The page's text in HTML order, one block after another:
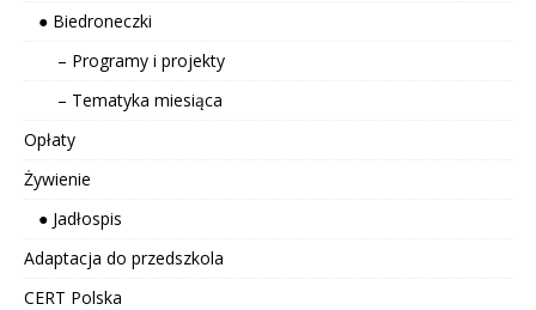
● Biedroneczki
– Programy i projekty
– Tematyka miesiąca
Opłaty
Żywienie
● Jadłospis
Adaptacja do przedszkola
CERT Polska